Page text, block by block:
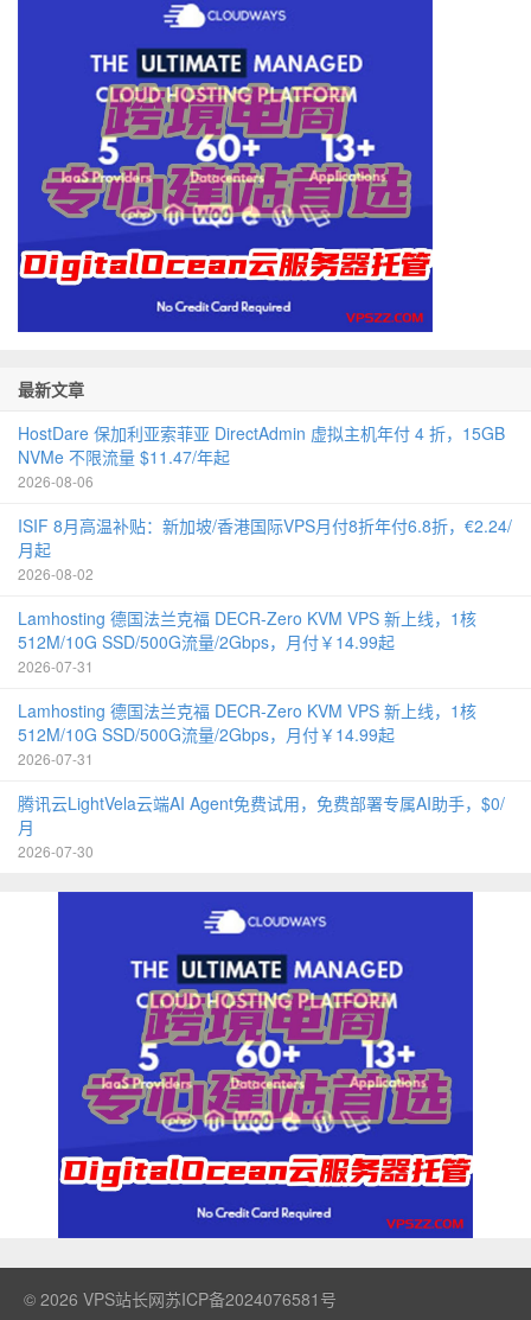
最新文章
HostDare 保加利亚索菲亚 DirectAdmin 虚拟主机年付 4 折，15GB
NVMe 不限流量 $11.47/年起
2026-08-06
ISIF 8月高温补贴：新加坡/香港国际VPS月付8折年付6.8折，€2.24/
月起
2026-08-02
Lamhosting 德国法兰克福 DECR-Zero KVM VPS 新上线，1核
512M/10G SSD/500G流量/2Gbps，月付￥14.99起
2026-07-31
Lamhosting 德国法兰克福 DECR-Zero KVM VPS 新上线，1核
512M/10G SSD/500G流量/2Gbps，月付￥14.99起
2026-07-31
腾讯云LightVela云端AI Agent免费试用，免费部署专属AI助手，$0/
月
2026-07-30
© 2026 VPS站长网苏ICP备2024076581号